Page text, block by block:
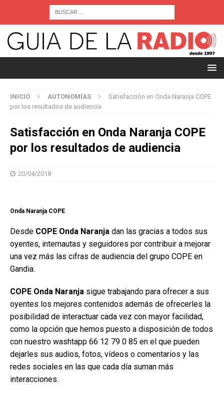
INICIO AUTONOMÍAS
Satisfacción en Onda Naranja COPE
por los resultados de audiencia
Satisfacción en Onda Naranja COPE
por los resultados de audiencia
20/04/2018
Onda Naranja COPE
Desde COPE Onda Naranja dan las gracias a todos sus
oyentes, internautas y seguidores por contribuir a mejorar
una vez más las cifras de audiencia del grupo COPE en
Gandia.
COPE Onda Naranja sigue trabajando para ofrecer a sus
oyentes los mejores contenidos además de ofrecerles la
posibilidad de interactuar cada vez con mayor facilidad,
como la opción que hemos puesto a disposición de todos
con nuestro washtapp 66 12 79 0 85 en el que pueden
dejarles sus audios, fotos, vídeos o comentarios y las
redes sociales en las que cada día suman más
interacciones.